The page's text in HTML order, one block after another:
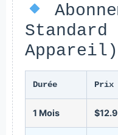
Appareil)
Durée Prix
1 Mois